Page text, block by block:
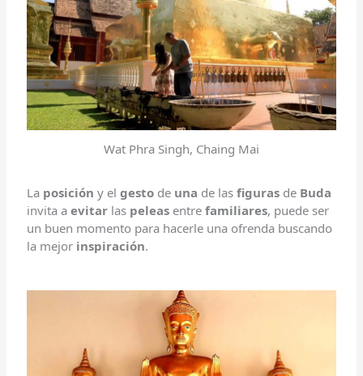
Wat Phra Singh, Chaing Mai
La posición y el gesto de una de lasfiguras de Buda
invita aevitar las peleas entre familiares, puede ser
un buen momento para hacerle una ofrenda buscando
la mejor inspiración.